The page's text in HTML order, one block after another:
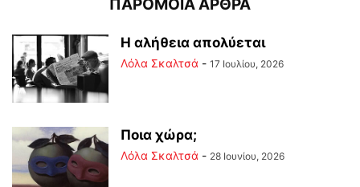
ΠΑΡΟΜΟΙΑ ΑΡΘΡΑ
Η αλήθεια απολύεται
Λόλα Σκαλτσά - 17 Ιουλίου, 2026
Ποια χώρα;
Λόλα Σκαλτσά - 28 Ιουνίου, 2026